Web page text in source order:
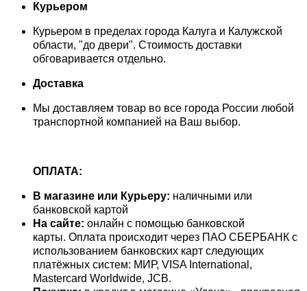
Курьером
Курьером в пределах города Калуга и Калужской
области, "до двери". Стоимость доставки
обговаривается отдельно.
Доставка
Мы доставляем товар во все города России любой
транспортной компанией на Ваш выбор.
ОПЛАТА:
В магазине или Курьеру: наличными или
банковской картой
На сайте: онлайн с помощью банковской
карты. Оплата происходит через ПАО СБЕРБАНК с
использованием банковских карт следующих
платёжных систем: МИР, VISA International,
Mastercard Worldwide, JCB.